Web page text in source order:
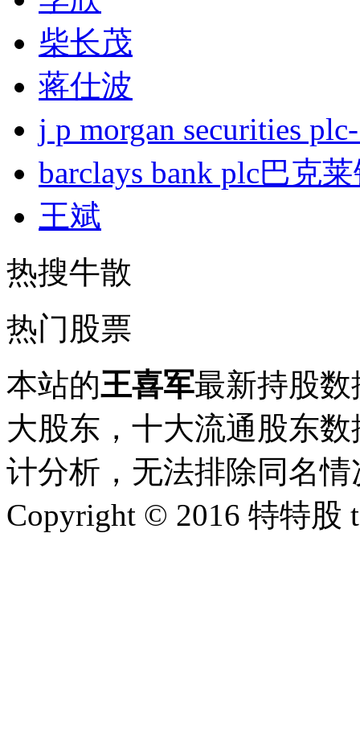
柴长茂
蒋仕波
j p morgan securities
barclays bank plc巴克
王斌
热搜牛散
热门股票
本站的王喜军最新持股
大股东，十大流通股东
计分析，无法排除同名情
Copyright © 2016 特特股